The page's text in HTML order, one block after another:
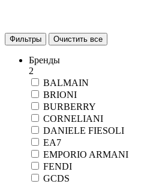
Фильтры Очистить все
Бренды
2
BALMAIN
BRIONI
BURBERRY
CORNELIANI
DANIELE FIESOLI
EA7
EMPORIO ARMANI
FENDI
GCDS